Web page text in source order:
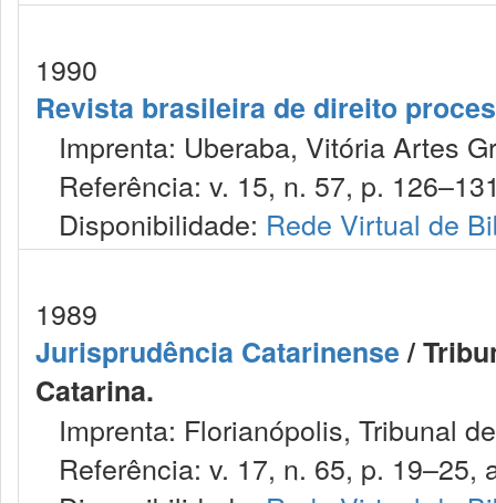
1990
Revista brasileira de direito
Imprenta: Uberaba, Vitória Artes
Referência: v. 15, n. 57, p.
Disponibilidade: Rede Virtual de
1989
Jurisprudência Catarinense/
Catarina.
Imprenta: Florianópolis, Tribunal
Referência: v. 17, n. 65, p. 19–25,